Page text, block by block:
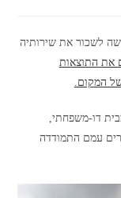
לשכור את שירותיה
את התוצאות
המקום.
דו-משפחתי,
עמם התמודדה